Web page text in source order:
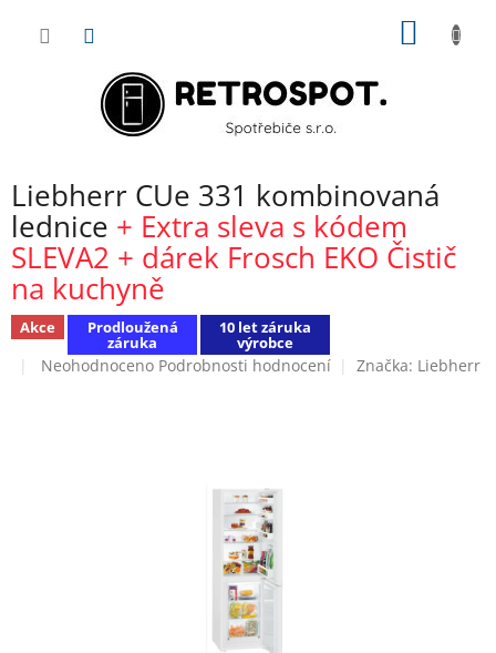
Liebherr CUe 331 kombinovaná
lednice + Extra sleva s kódem
SLEVA2 + dárek Frosch EKO Čistič
na kuchyně
Akce Prodloužená
záruka
10 let záruka
výrobce
Průměrné
Neohodnoceno Podrobnosti hodnocení Značka: Liebherr